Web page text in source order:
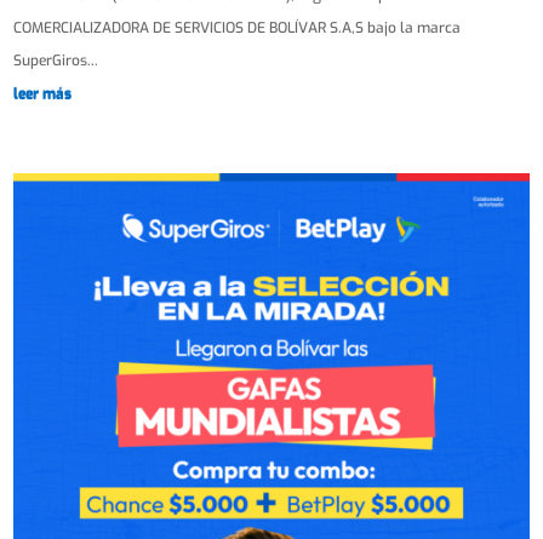
COMERCIALIZADORA DE SERVICIOS DE BOLÍVAR S.A,S bajo la marca
SuperGiros...
leer más